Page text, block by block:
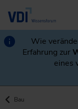
Wie
Erfahrung zur
eines
Bau